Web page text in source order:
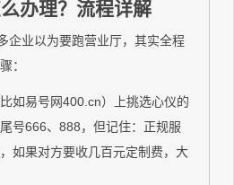
办理？流程详解
企业以为要跑营业厅，其实全程
：
如易号网400.cn）上挑选心仪的
号666、888，但记住：正规服
如果对方要收几百元定制费，大